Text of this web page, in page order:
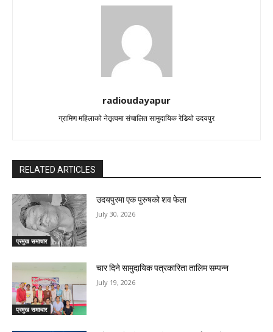
radioudayapur
ग्रामिण महिलाको नेतृत्वमा संचालित सामुदायिक रेडियो उदयपुर
RELATED ARTICLES
प्रमुख समाचार
उदयपुरमा एक पुरुषको शव फेला
July 30, 2026
प्रमुख समाचार
चार दिने सामुदायिक पत्रकारिता तालिम सम्पन्न
July 19, 2026